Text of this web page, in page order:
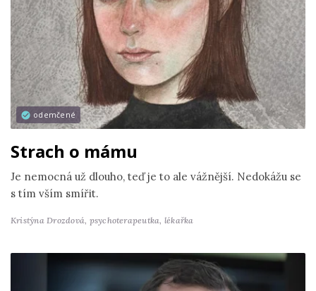
odemčené
Strach o mámu
Je nemocná už dlouho, teď je to ale vážnější. Nedokážu se
s tím vším smířit.
Kristýna Drozdová, psychoterapeutka, lékařka